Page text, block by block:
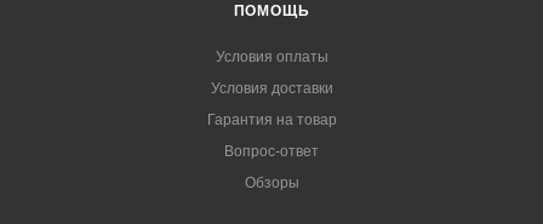
ПОМОЩЬ
Условия оплаты
Условия доставки
Гарантия на товар
Вопрос-ответ
Обзоры